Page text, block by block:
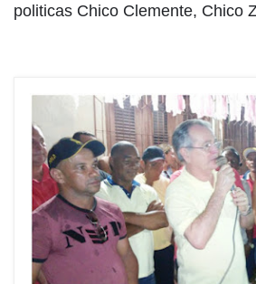
politicas Chico Clemente, Chico